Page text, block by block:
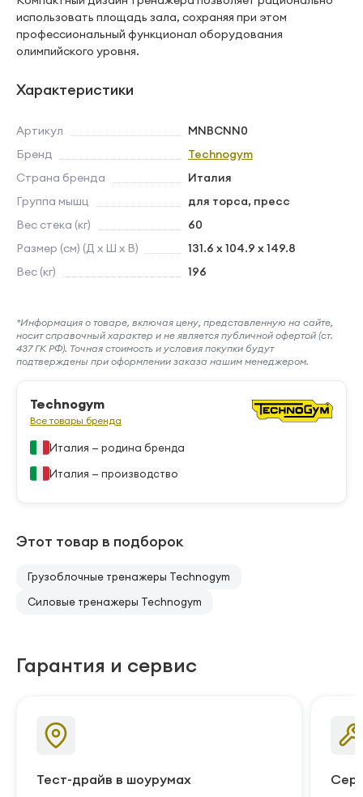
использовать площадь зала, сохраняя при этом
профессиональный функционал оборудования
олимпийского уровня.
Характеристики
Артикул
MNBCNN0
Бренд
Technogym
Страна бренда
Италия
Группа мышц
для торса, пресс
Вес стека (кг)
60
Размер (см) (Д х Ш х В)
131.6 x 104.9 x 149.8
Вес (кг)
196
*Информация о товаре, включая цену, представленную на сайте,
носит справочный характер и не является публичной офертой (ст.
437 ГК РФ). Точная стоимость и условия покупки будут
подтверждены при оформлении заказа нашим менеджером.
Technogym
Все товары бренда
Италия — родина бренда
Италия — производство
Этот товар в подборок
Грузоблочные тренажеры Technogym
Силовые тренажеры Technogym
Гарантия и сервис
Тест-драйв в шоурумах